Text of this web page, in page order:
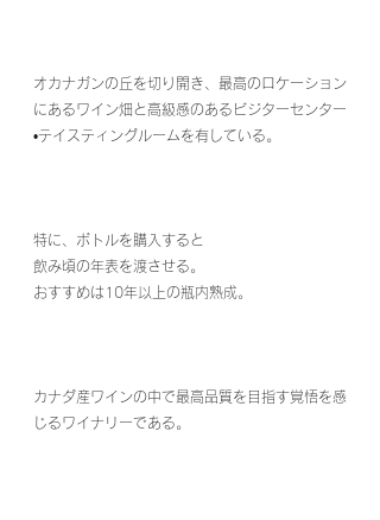
オカナガンの丘を切り開き、最高のロケーション
にあるワイン畑と高級感のあるビジターセンター
•テイスティングルームを有している。
特に、ボトルを購入すると
飲み頃の年表を渡させる。
おすすめは10年以上の瓶内熟成。
カナダ産ワインの中で最高品質を目指す覚悟を感
じるワイナリーである。